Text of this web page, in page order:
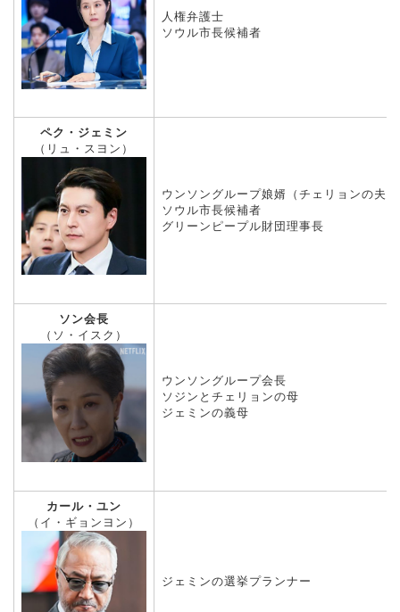
人権弁護士
ソウル市長候補者
ペク・ジェミン
（リュ・スヨン）
ウンソングループ娘婿（チェリョンの夫）
ソウル市長候補者
グリーンピープル財団理事長
ソン会長
（ソ・イスク）
ウンソングループ会長
ソジンとチェリョンの母
ジェミンの義母
カール・ユン
（イ・ギョンヨン）
ジェミンの選挙プランナー